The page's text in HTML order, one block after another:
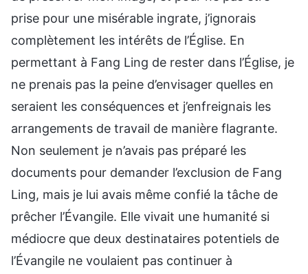
prise pour une misérable ingrate, j’ignorais
complètement les intérêts de l’Église. En
permettant à Fang Ling de rester dans l’Église, je
ne prenais pas la peine d’envisager quelles en
seraient les conséquences et j’enfreignais les
arrangements de travail de manière flagrante.
Non seulement je n’avais pas préparé les
documents pour demander l’exclusion de Fang
Ling, mais je lui avais même confié la tâche de
prêcher l’Évangile. Elle vivait une humanité si
médiocre que deux destinataires potentiels de
l’Évangile ne voulaient pas continuer à